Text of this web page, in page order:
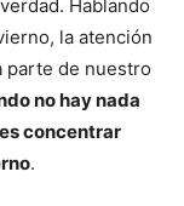
Hablando
la atención
parte de nuestro
no hay nada
concentrar
.